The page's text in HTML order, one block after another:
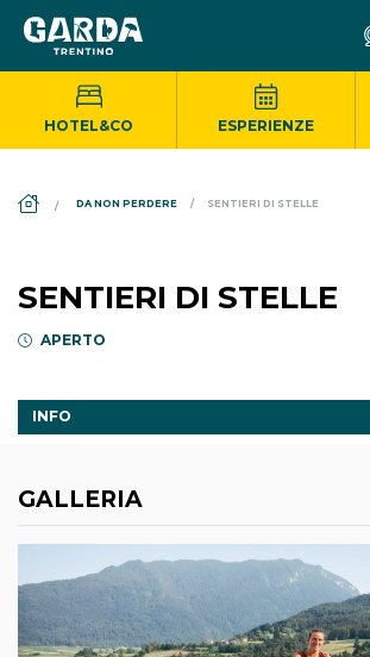
HOTEL&CO ESPERIENZE
DA NON PERDERE SENTIERI DI STELLE
SENTIERI DI STELLE
APERTO
INFO
GALLERIA